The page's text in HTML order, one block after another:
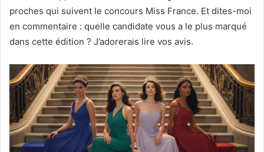
proches qui suivent le concours Miss France. Et dites-moi
en commentaire : quelle candidate vous a le plus marqué
dans cette édition ? J’adorerais lire vos avis.